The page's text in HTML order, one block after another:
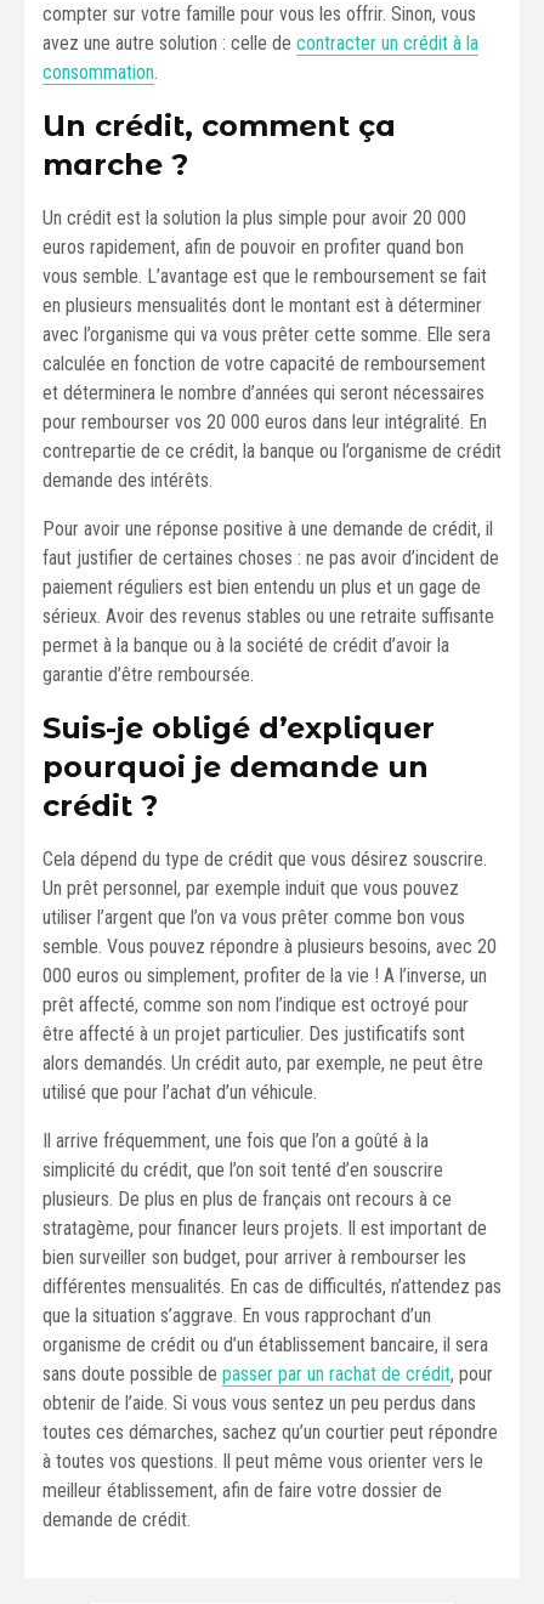
compter sur votre famille pour vous les offrir. Sinon, vous
avez une autre solution : celle de contracter un crédit à la
consommation
Un crédit, comment ça
marche ?
Un crédit est la solution la plus simple pour avoir 20 000
euros rapidement, afin de pouvoir en profiter quand bon
vous semble. L’avantage est que le remboursement se fait
en plusieurs mensualités dont le montant est à déterminer
avec l’organisme qui va vous prêter cette somme. Elle sera
calculée en fonction de votre capacité de remboursement
et déterminera le nombre d’années qui seront nécessaires
pour rembourser vos 20 000 euros dans leur intégralité. En
contrepartie de ce crédit, la banque ou l’organisme de crédit
demande des intérêts.
Pour avoir une réponse positive à une demande de crédit, il
faut justifier de certaines choses : ne pas avoir d’incident de
paiement réguliers est bien entendu un plus et un gage de
sérieux. Avoir des revenus stables ou une retraite suffisante
permet à la banque ou à la société de crédit d’avoir la
garantie d’être remboursée.
Suis-je obligé d’expliquer
pourquoi je demande un
crédit ?
Cela dépend du type de crédit que vous désirez souscrire.
Un prêt personnel, par exemple induit que vous pouvez
utiliser l’argent que l’on va vous prêter comme bon vous
semble. Vous pouvez répondre à plusieurs besoins, avec 20
000 euros ou simplement, profiter de la vie ! A l’inverse, un
prêt affecté, comme son nom l’indique est octroyé pour
être affecté à un projet particulier. Des justificatifs sont
alors demandés. Un crédit auto, par exemple, ne peut être
utilisé que pour l’achat d’un véhicule.
Il arrive fréquemment, une fois que l’on a goûté à la
simplicité du crédit, que l’on soit tenté d’en souscrire
plusieurs. De plus en plus de français ont recours à ce
stratagème, pour financer leurs projets. Il est important de
bien surveiller son budget, pour arriver à rembourser les
différentes mensualités. En cas de difficultés, n’attendez pas
que la situation s’aggrave. En vous rapprochant d’un
organisme de crédit ou d’un établissement bancaire, il sera
sans doute possible de passer par un rachat de crédit, pour
obtenir de l’aide. Si vous vous sentez un peu perdus dans
toutes ces démarches, sachez qu’un courtier peut répondre
à toutes vos questions. Il peut même vous orienter vers le
meilleur établissement, afin de faire votre dossier de
demande de crédit.